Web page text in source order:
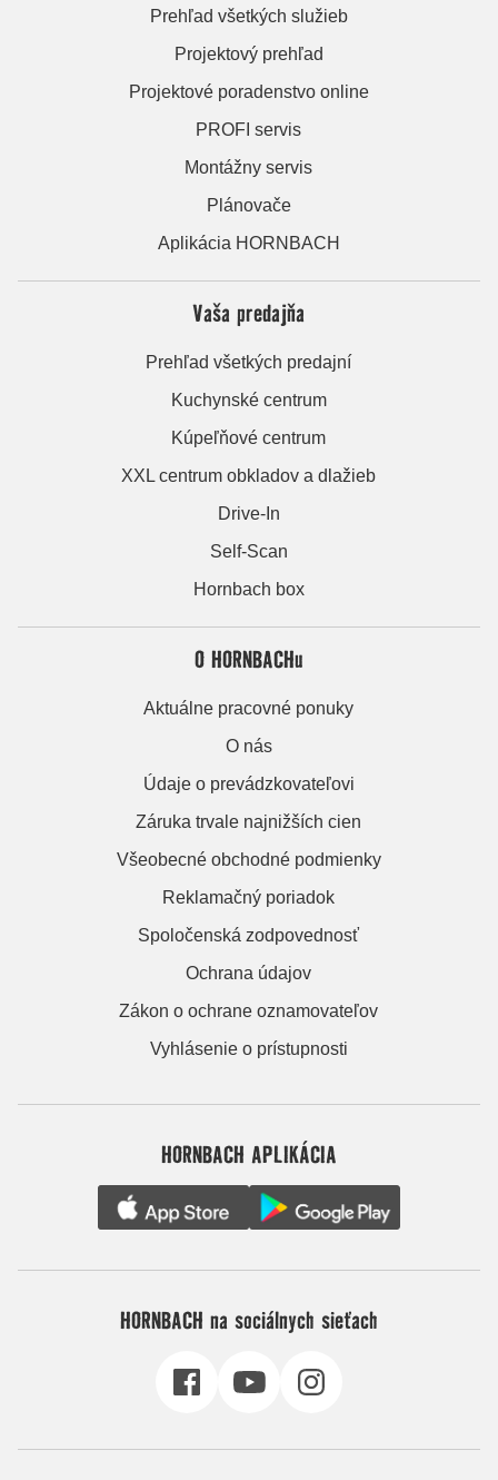
Prehľad všetkých služieb
Projektový prehľad
Projektové poradenstvo online
PROFI servis
Montážny servis
Plánovače
Aplikácia HORNBACH
Vaša predajňa
Prehľad všetkých predajní
Kuchynské centrum
Kúpeľňové centrum
XXL centrum obkladov a dlažieb
Drive-In
Self-Scan
Hornbach box
O HORNBACHu
Aktuálne pracovné ponuky
O nás
Údaje o prevádzkovateľovi
Záruka trvale najnižších cien
Všeobecné obchodné podmienky
Reklamačný poriadok
Spoločenská zodpovednosť
Ochrana údajov
Zákon o ochrane oznamovateľov
Vyhlásenie o prístupnosti
HORNBACH APLIKÁCIA
HORNBACH na sociálnych sieťach